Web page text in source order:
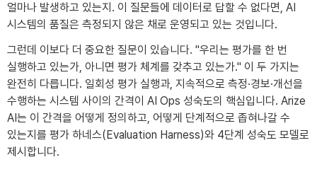
얼마나 발생하고 있는지. 이 질문들에 데이터로 답할 수 없다면, AI
시스템의 품질은 측정되지 않은 채로 운영되고 있는 것입니다.
그런데 이보다 더 중요한 질문이 있습니다. "우리는 평가를 한 번
실행하고 있는가, 아니면 평가 체계를 갖추고 있는가." 이 두 가지는
완전히 다릅니다. 일회성 평가 실행과, 지속적으로 측정·경보·개선을
수행하는 시스템 사이의 간격이 AI Ops 성숙도의 핵심입니다. Arize
AI는 이 간격을 어떻게 정의하고, 어떻게 단계적으로 좁혀나갈 수
있는지를 평가 하네스(Evaluation Harness)와 4단계 성숙도 모델로
제시합니다.